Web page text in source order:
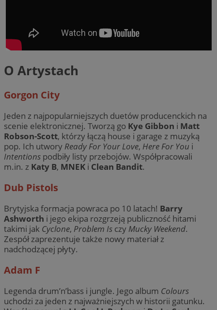
O Artystach
Gorgon City
Jeden z najpopularniejszych duetów producenckich na
scenie elektronicznej. Tworzą go Kye Gibbon i Matt
Robson-Scott, którzy łączą house i garage z muzyką
pop. Ich utwory Ready For Your Love, Here For You i
Intentions podbiły listy przebojów. Współpracowali
m.in. z Katy B, MNEK i Clean Bandit.
Dub Pistols
Brytyjska formacja powraca po 10 latach! Barry
Ashworth i jego ekipa rozgrzeją publiczność hitami
takimi jak Cyclone, Problem Is czy Mucky Weekend.
Zespół zaprezentuje także nowy materiał z
nadchodzącej płyty.
Adam F
Legenda drum’n’bass i jungle. Jego album Colours
uchodzi za jeden z najważniejszych w historii gatunku.